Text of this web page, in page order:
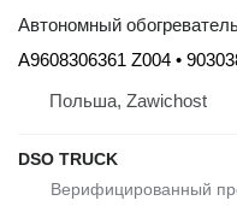
Автономный
A9608306361 Z004 •
Польша, Zawichost
DSO TRUCK